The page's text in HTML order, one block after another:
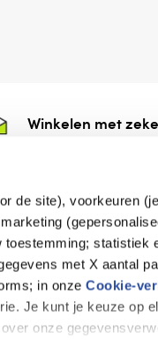
de site), voorkeuren
statistiek
met X aantal
in onzeCookie-
Je kunt je keuze op
onze
Winkelen met
specialist
Privacy verklaring